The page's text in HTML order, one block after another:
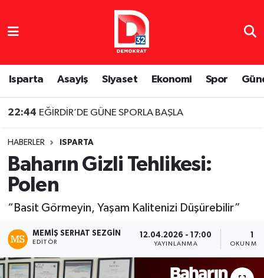
Isparta Asayiş Siyaset Ekonomi Spor
22:44 EĞİRDİR’DE GÜNE SPORLA BAŞLA
HABERLER ISPARTA
Baharın Gizli Tehlikesi:
Polen
“Basit Görmeyin, Yaşam Kalitenizi Düşürebilir”
MEMIŞ SERHAT SEZGIN
EDITÖR
12.04.2026 - 17:00
YAYINLANMA
1
OKUNMA
Isparta Nöbetçi Eczaneler
Isparta Hava Durumu
Isparta Namaz Vakitleri
Süper Lig Puan Durumu ve Fikstür
Tüm Manşetler